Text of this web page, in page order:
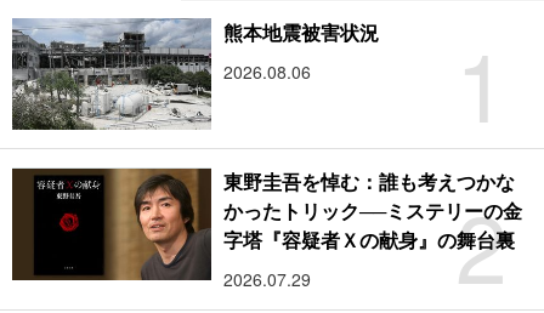
1
熊本地震被害状況
2026.08.06
2
東野圭吾を悼む：誰も考えつかな
かったトリック──ミステリーの金
字塔『容疑者Ｘの献身』の舞台裏
2026.07.29